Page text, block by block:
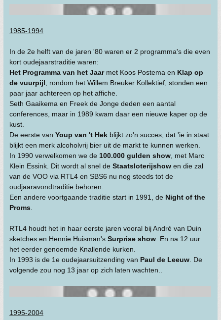
1985-1994
In de 2e helft van de jaren '80 waren er 2 programma's die even
kort oudejaarstraditie waren:
Het Programma van het Jaarmet Koos Postema en Klap op
de vuurpijl , rondom het Willem Breuker Kollektief, stonden een
paar jaar achtereen op het affiche.
Seth Gaaikema en Freek de Jonge deden een aantal
conferences, maar in 1989 kwam daar een nieuwe kaper op de
kust.
De eerste van Youp van 't Hek blijkt zo'n succes, dat 'ie in staat
blijkt een merk alcoholvrij bier uit de markt te kunnen werken.
In 1990 verwelkomen we de 100.000 gulden show , met Marc
Klein Essink. Dit wordt al snel de Staatsloterijshow en die zal
van de VOO via RTL4 en SBS6 nu nog steeds tot de
oudjaaravondtraditie behoren.
Een andere voortgaande traditie start in 1991, de Night of the
Proms
RTL4 houdt het in haar eerste jaren vooral bij André van Duin
sketches en Hennie Huisman's Surprise show . En na 12 uur
het eerder genoemde Knallende kurken.
In 1993 is de 1e oudejaarsuitzending van Paul de Leeuw . De
volgende zou nog 13 jaar op zich laten wachten..
1995-2004